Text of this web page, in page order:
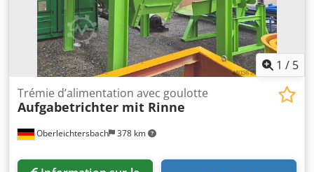
1 / 5
Oberleichtersbach 378 km
Trémie d’alimentation avec goulotte
Aufgabetrichter mit Rinne